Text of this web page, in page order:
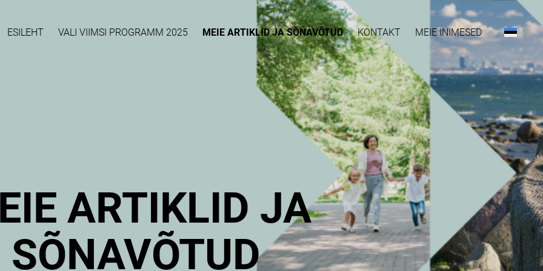
ESILEHT VALI VIIMSI PROGRAMM 2025 MEIE ARTIKLID JA SÕNAVÕTUD KONTAKT MEIE INIMESED
ARTIKLID JA
SÕNAVÕTUD